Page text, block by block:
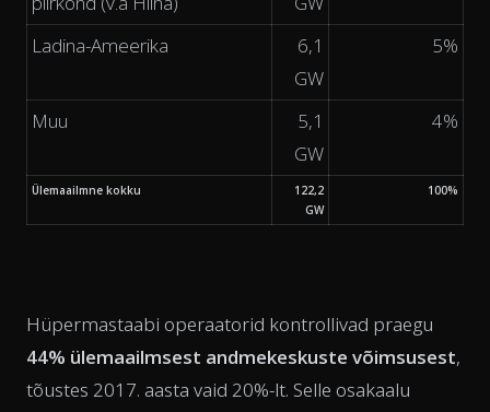
Ladina-Ameerika
6,1
GW
5%
Muu
5,1
GW
4%
Ülemaailmne kokku
122,2
GW
100%
Hüpermastaabi operaatorid kontrollivad praegu
44% ülemaailmsest andmekeskuste võimsusest,
tõustes 2017. aasta vaid 20%-lt. Selle osakaalu